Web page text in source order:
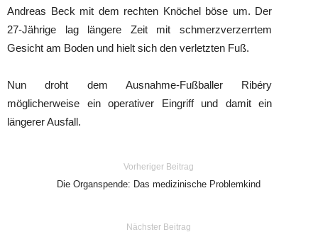
Andreas Beck mit dem rechten Knöchel böse um. Der
27-Jährige lag längere Zeit mit schmerzverzerrtem
Gesicht am Boden und hielt sich den verletzten Fuß.
Nun droht dem Ausnahme-Fußballer Ribéry
möglicherweise ein operativer Eingriff und damit ein
längerer Ausfall.
Vorheriger Beitrag
Die Organspende: Das medizinische Problemkind
Nächster Beitrag